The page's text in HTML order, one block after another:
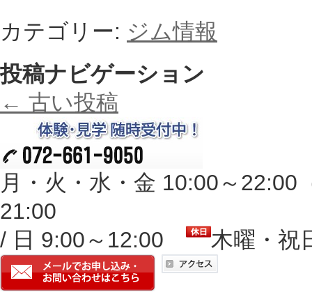
カテゴリー: ジム情報
投稿ナビゲーション
← 古い投稿
月・火・水・金 10:00～
21:00
/ 日 9:00～12:00
木曜・祝